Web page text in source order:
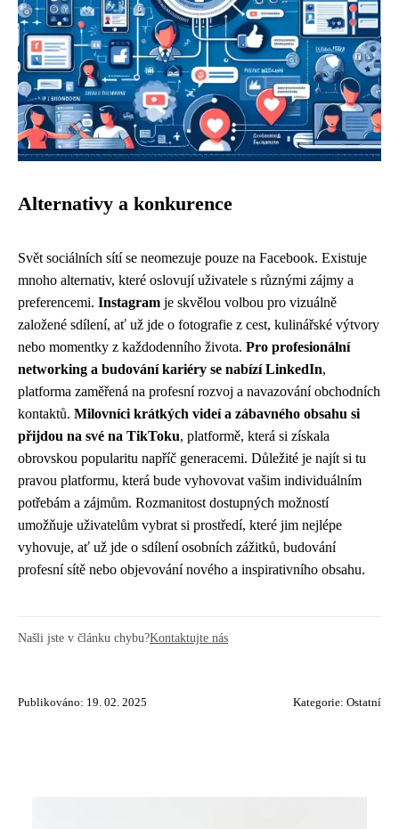
Alternativy a konkurence
Svět sociálních sítí se neomezuje pouze na Facebook. Existuje
mnoho alternativ, které oslovují uživatele s různými zájmy a
preferencemi. Instagram je skvělou volbou pro vizuálně
založené sdílení, ať už jde o fotografie z cest, kulinářské výtvory
nebo momentky z každodenního života. Pro profesionální
networking a budování kariéry se nabízí LinkedIn,
platforma zaměřená na profesní rozvoj a navazování obchodních
kontaktů. Milovníci krátkých videí a zábavného obsahu si
přijdou na své na TikToku, platformě, která si získala
obrovskou popularitu napříč generacemi. Důležité je najít si tu
pravou platformu, která bude vyhovovat vašim individuálním
potřebám a zájmům. Rozmanitost dostupných možností
umožňuje uživatelům vybrat si prostředí, které jim nejlépe
vyhovuje, ať už jde o sdílení osobních zážitků, budování
profesní sítě nebo objevování nového a inspirativního obsahu.
Našli jste v článku chybu?Kontaktujte nás
Publikováno: 19. 02. 2025 Kategorie: Ostatní